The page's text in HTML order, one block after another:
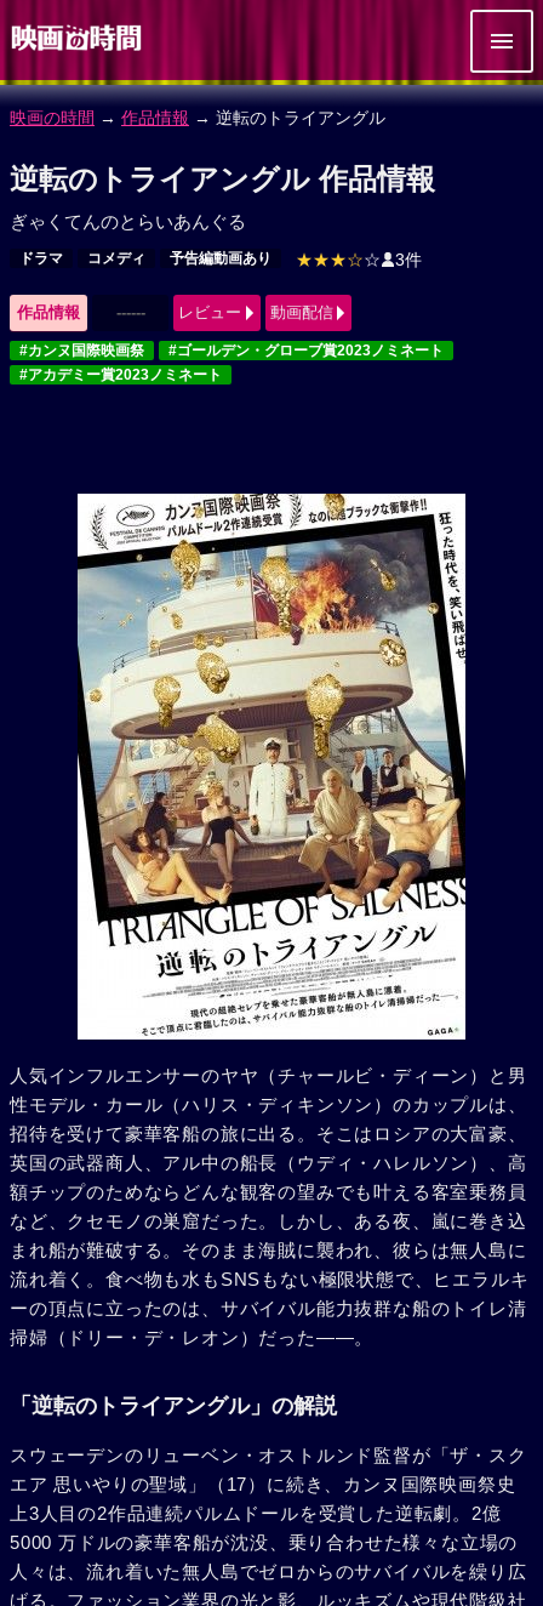
映画の時間 → 作品情報 → 逆転のトライアングル
逆転のトライアングル 作品情報
ぎゃくてんのとらいあんぐる
ドラマ コメディ 予告編動画あり ★★★☆☆ 3件
作品情報 ------ レビュー 動画配信
#カンヌ国際映画祭
#ゴールデン・グローブ賞2023ノミネート
#アカデミー賞2023ノミネート
人気インフルエンサーのヤヤ（チャールビ・ディーン）と男
性モデル・カール（ハリス・ディキンソン）のカップルは、
招待を受けて豪華客船の旅に出る。そこはロシアの大富豪、
英国の武器商人、アル中の船長（ウディ・ハレルソン）、高
額チップのためならどんな観客の望みでも叶える客室乗務員
など、クセモノの巣窟だった。しかし、ある夜、嵐に巻き込
まれ船が難破する。そのまま海賊に襲われ、彼らは無人島に
流れ着く。食べ物も水もSNSもない極限状態で、ヒエラルキ
ーの頂点に立ったのは、サバイバル能力抜群な船のトイレ清
掃婦（ドリー・デ・レオン）だった――。
「逆転のトライアングル」の解説
スウェーデンのリューベン・オストルンド監督が「ザ・スク
エア 思いやりの聖域」（17）に続き、カンヌ国際映画祭史
上3人目の2作品連続パルムドールを受賞した逆転劇。2億
5000 万ドルの豪華客船が沈没、乗り合わせた様々な立場の
人々は、流れ着いた無人島でゼロからのサバイバルを繰り広
げる。ファッション業界の光と影、ルッキズムや現代階級社